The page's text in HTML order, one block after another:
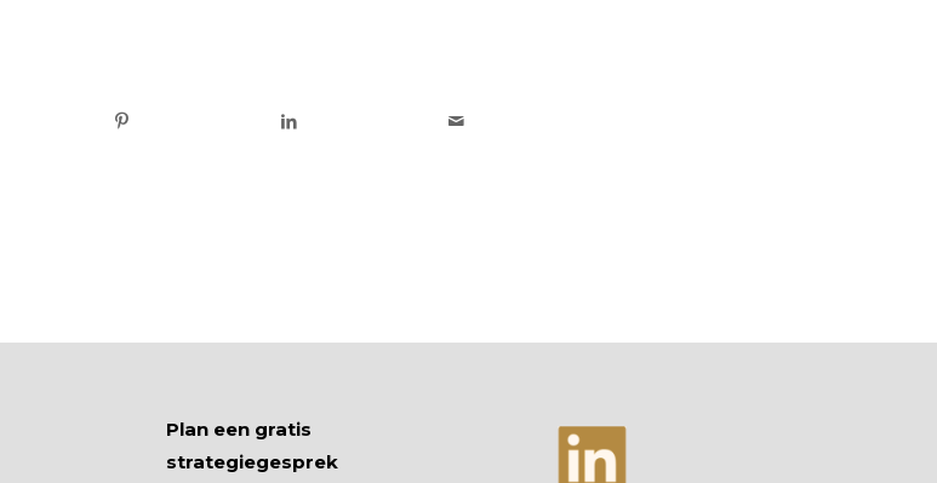
Plan een gratis
strategiegesprek